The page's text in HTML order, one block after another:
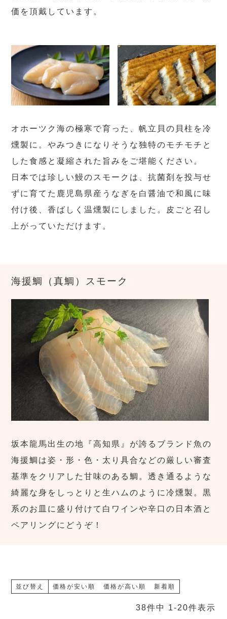
価を頂戴しています。
オホーツク海の極寒で育った、帆立貝の貝柱を冷
燻製に。やみつきになりそうな独特のモチモチと
した食感と凝縮された旨みをご堪能ください。
日本では珍しい鰻のスモークは、抗菌剤を投与せ
ずに育てた鹿児島県産うなぎを白醤油で和風に味
付け後、香ばしく温燻製にしました。皮ごと召し
上がっていただけます。
海援鯛（真鯛）スモーク
坂本龍馬出生の地『高知県』が誇るブランド魚の
海援鯛は姿・形・色・太り具合などの厳しい審査
基準をクリアした甘味のある鯛。透き通るような
綺麗な身をしっとりと生ハムのように冷燻製。黒
系のお皿に盛り付けて白ワインや辛口の日本酒と
ペアリングにどうぞ！
並び替え 価格が安い順 価格が高い順 新着順
38件中 1-20件表示